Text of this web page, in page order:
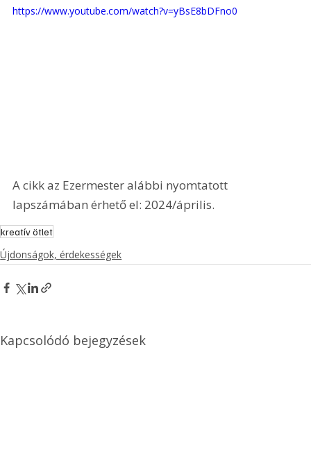
https://www.youtube.com/watch?v=yBsE8bDFno0
A cikk az Ezermester alábbi nyomtatott
lapszámában érhető el: 2024/április.
kreatív ötlet
Újdonságok, érdekességek
Kapcsolódó bejegyzések